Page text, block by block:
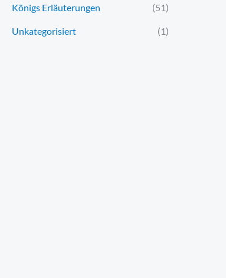
Königs Erläuterungen (51)
Unkategorisiert (1)